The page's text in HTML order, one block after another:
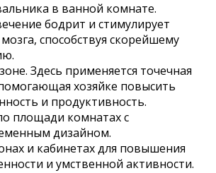
в ванной комнате.
бодрит и стимулирует
способствуя скорейшему
Здесь применяется точечная
хозяйке повысить
и продуктивность.
площади комнатах с
дизайном.
и кабинетах для повышения
и умственной активности.